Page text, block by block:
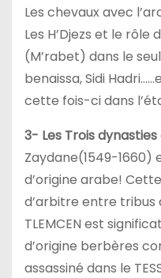
Les chevaux avec
Les H’Djezs et le
(M’rabet) dans le
benaissa, Sidi
cette fois-ci dans
3- Les Trois dynasties
Zaydane(1549-1660)
d’origine arabe!
d’arbitre entre tribus
TLEMCEN est
d’origine berbères
assassiné dans le